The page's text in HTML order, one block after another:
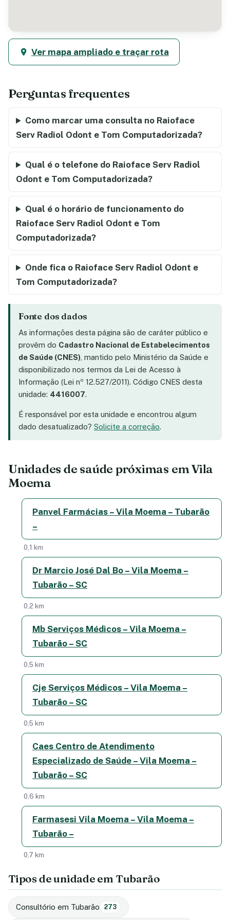
Ver mapa ampliado e traçar rota
Perguntas frequentes
Como marcar uma consulta no Raioface
Serv Radiol Odont e Tom Computadorizada?
Qual é o telefone do Raioface Serv Radiol
Odont e Tom Computadorizada?
Qual é o horário de funcionamento do
Raioface Serv Radiol Odont e Tom
Computadorizada?
Onde fica o Raioface Serv Radiol Odont e
Tom Computadorizada?
Fonte dos dados
As informações desta página são de caráter público e
provêm do Cadastro Nacional de Estabelecimentos
de Saúde (CNES) , mantido pelo Ministério da Saúde e
disponibilizado nos termos da Lei de Acesso à
Informação (Lei nº 12.527/2011). Código CNES desta
unidade: 4416007.
É responsável por esta unidade e encontrou algum
dado desatualizado? Solicite a correção.
Unidades de saúde próximas em Vila
Moema
Panvel Farmácias – Vila Moema – Tubarão
–
0,1 km
Dr Marcio José Dal Bo – Vila Moema –
Tubarão – SC
0,2 km
Mb Serviços Médicos – Vila Moema –
Tubarão – SC
0,5 km
Cje Serviços Médicos – Vila Moema –
Tubarão – SC
0,5 km
Caes Centro de Atendimento
Especializado de Saúde – Vila Moema –
Tubarão – SC
0,6 km
Farmasesi Vila Moema – Vila Moema –
Tubarão –
0,7 km
Tipos de unidade em Tubarão
Consultório em Tubarão 273